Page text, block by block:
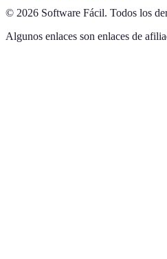
© 2026 Software Fácil. Todos los
Algunos enlaces son enlaces de